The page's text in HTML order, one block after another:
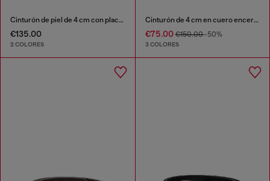
Cinturón de piel de 4 cm con placa de logo
€135.00
2 COLORES
Cinturón de 4 cm en cuero encerado
€75.00€150.00-50%
3 COLORES